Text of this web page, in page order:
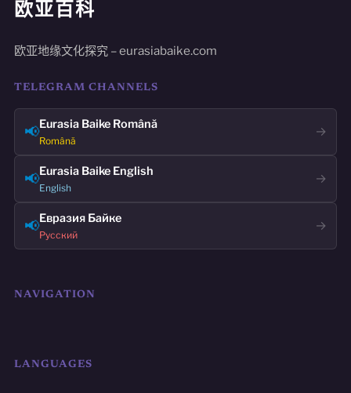
欧亚百科
欧亚地缘文化探究 – eurasiabaike.com
TELEGRAM CHANNELS
📢Eurasia Baike Română
Română
→
📢Eurasia Baike English
English
→
📢Евразия Байке
Русский
→
NAVIGATION
LANGUAGES